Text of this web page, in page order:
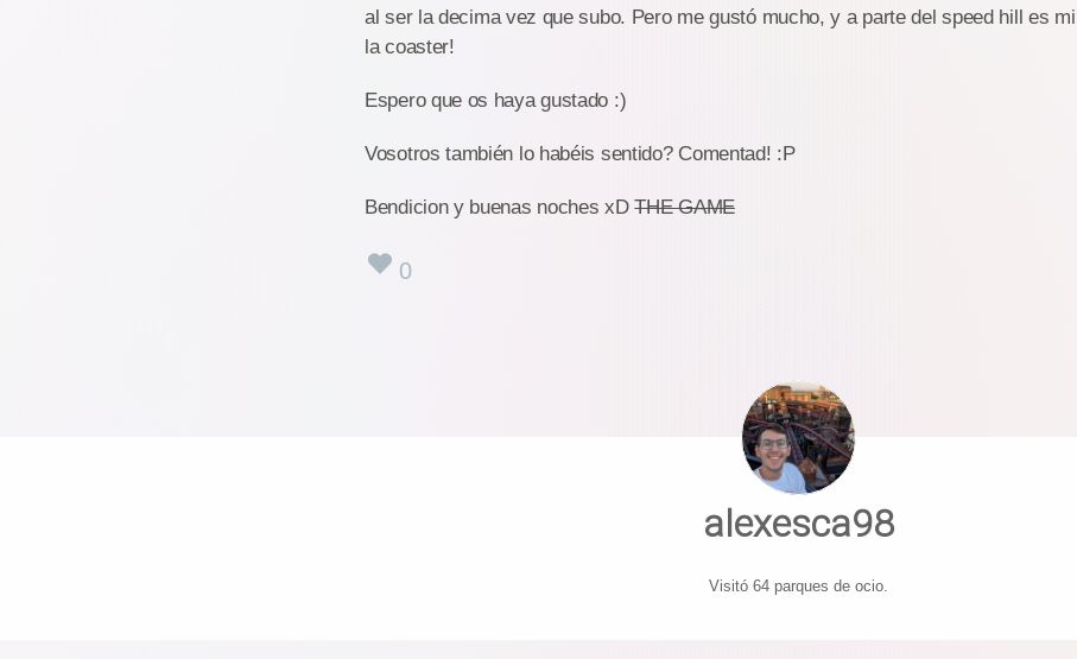
al ser la decima vez que subo. Pero me gustó mucho, y a parte del speed hill es
la coaster!
Espero que os haya gustado :)
Vosotros también lo habéis sentido? Comentad! :P
Bendicion y buenas noches xDTHE GAME
0
alexesca98
Visitó 64 parques de ocio.